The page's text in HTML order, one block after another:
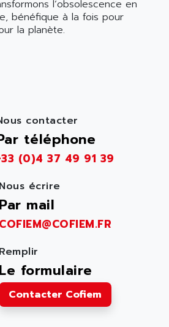
l’obsolescence en
bénéfique à la fois pour
la planète.
contacter
téléphone
(0)4 37 49 91 39
Nous écrire
Par mail
COFIEM@COFIEM.FR
Remplir
Le formulaire
Contacter Cofiem